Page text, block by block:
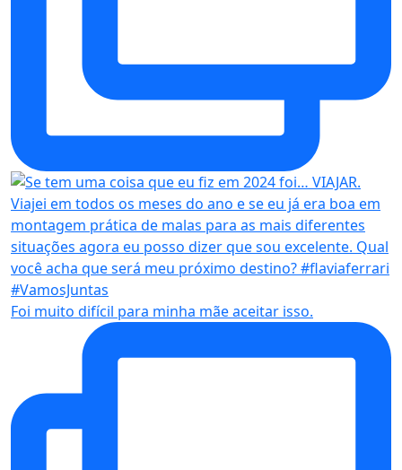
Foi muito difícil para minha mãe aceitar isso.